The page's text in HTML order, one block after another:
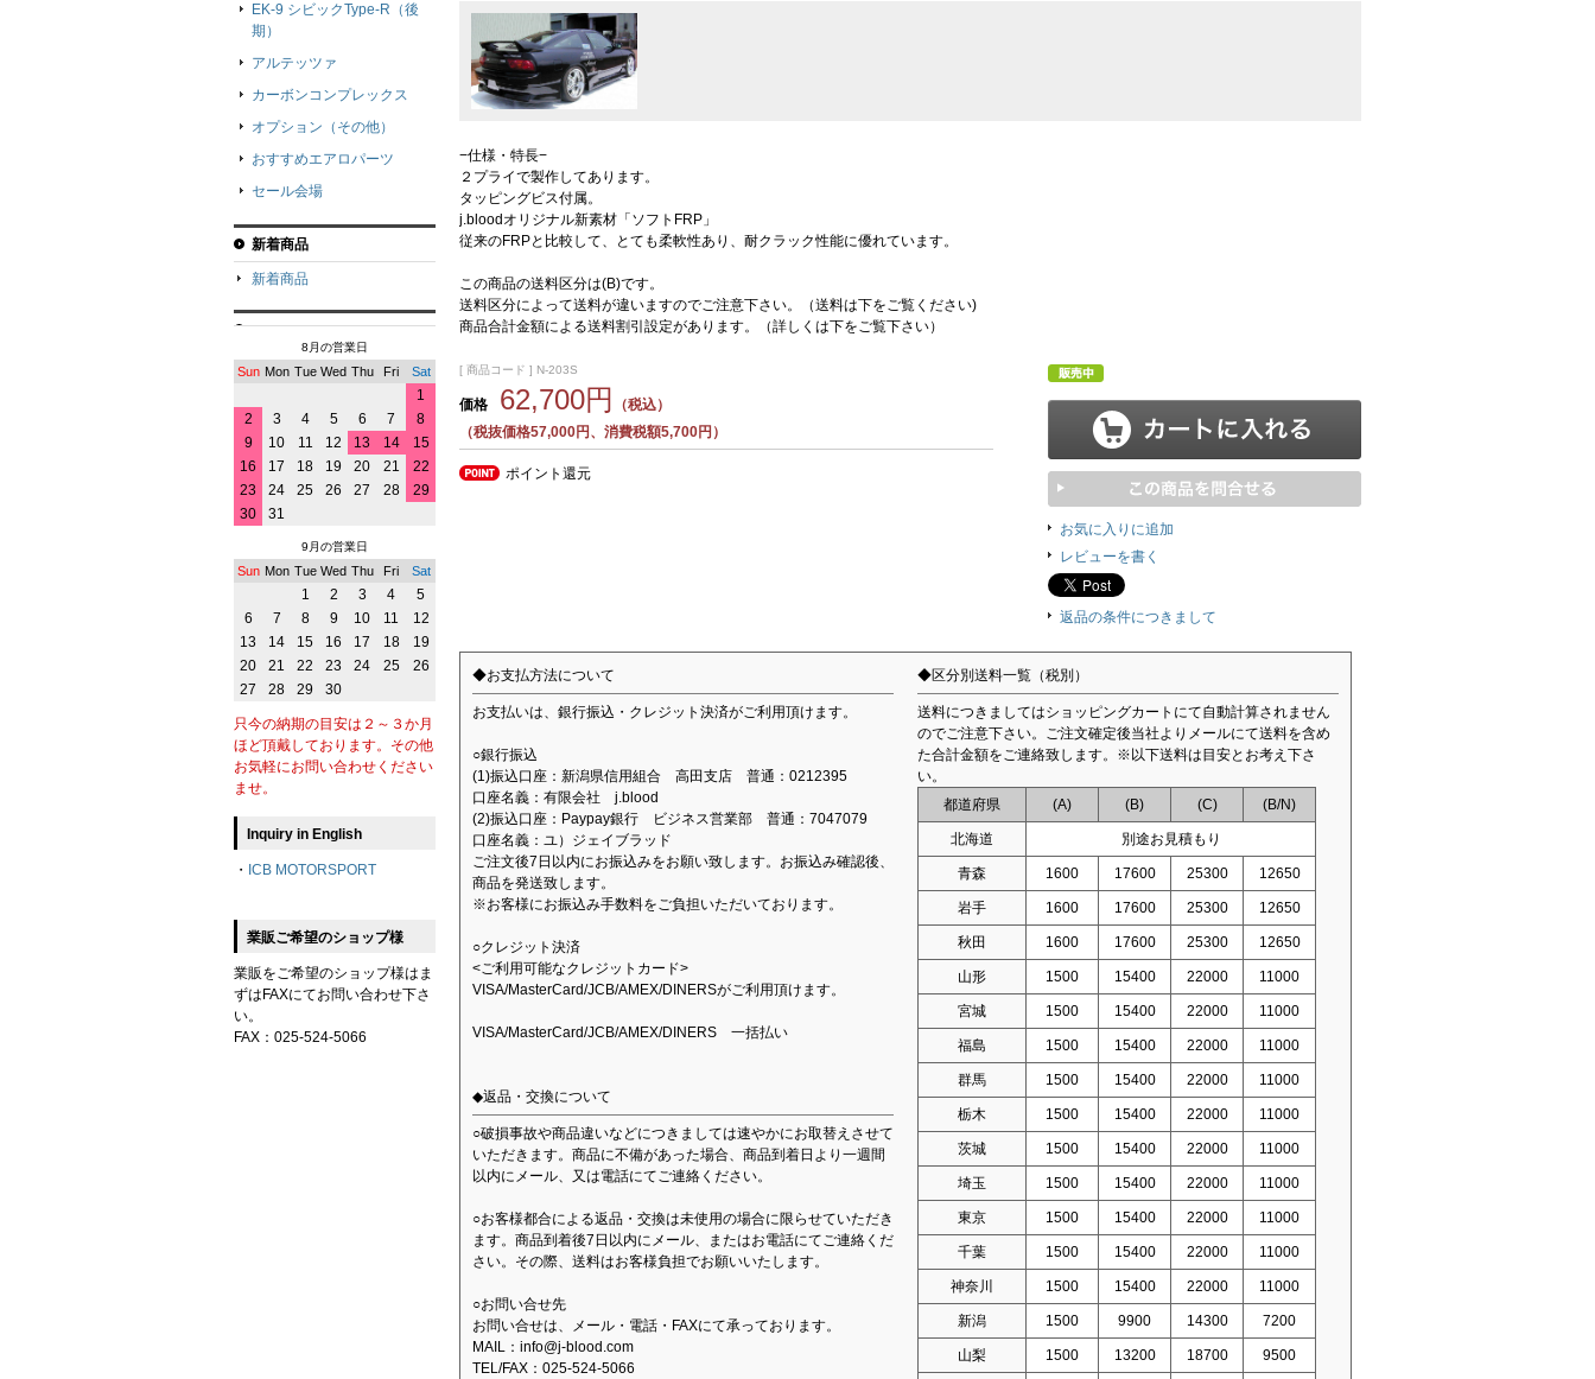
−仕様・特長−
２プライで製作してあります。
タッピングビス付属。
j.bloodオリジナル新素材「ソフトFRP」
従来のFRPと比較して、とても柔軟性あり、耐クラック性能に優れています。
この商品の送料区分は(B)です。
送料区分によって送料が違いますのでご注意下さい。（送料は下をご覧ください)
商品合計金額による送料割引設定があります。（詳しくは下をご覧下さい）
[ 商品コード ] N-203S
価格 62,700円
（税込）
（税抜価格57,000円、消費税額5,700円）
ポイント還元
お気に入りに追加
レビューを書く
返品の条件につきまして
◆お支払方法について
お支払いは、銀行振込・クレジット決済がご利用頂けます。
○銀行振込
(1)振込口座：新潟県信用組合 高田支店 普通：0212395
口座名義：有限会社 j.blood
(2)振込口座：Paypay銀行 ビジネス営業部 普通：7047079
口座名義：ユ）ジェイブラッド
ご注文後7日以内にお振込みをお願い致します。お振込み確認後、
商品を発送致します。
※お客様にお振込み手数料をご負担いただいております。
○クレジット決済
<ご利用可能なクレジットカード>
VISA/MasterCard/JCB/AMEX/DINERSがご利用頂けます。
VISA/MasterCard/JCB/AMEX/DINERS 一括払い
◆返品・交換について
○破損事故や商品違いなどにつきましては速やかにお取替えさせて
いただきます。商品に不備があった場合、商品到着日より一週間
以内にメール、又は電話にてご連絡ください。
○お客様都合による返品・交換は未使用の場合に限らせていただき
ます。商品到着後7日以内にメール、またはお電話にてご連絡くだ
さい。その際、送料はお客様負担でお願いいたします。
○お問い合せ先
お問い合せは、メール・電話・FAXにて承っております。
MAIL：info@j-blood.com
TEL/FAX：025-524-5066
◆区分別送料一覧（税別）
送料につきましてはショッピングカートにて自動計算されません
のでご注意下さい。ご注文確定後当社よりメールにて送料を含め
た合計金額をご連絡致します。※以下送料は目安とお考え下さ
い。
都道府県
(A) (B) (C) (B/N)
北海道 別途お見積もり
青森 1600 17600 25300 12650
岩手 1600 17600 25300 12650
秋田 1600 17600 25300 12650
山形 1500 15400 22000 11000
宮城 1500 15400 22000 11000
福島 1500 15400 22000 11000
群馬 1500 15400 22000 11000
栃木 1500 15400 22000 11000
茨城 1500 15400 22000 11000
埼玉 1500 15400 22000 11000
東京 1500 15400 22000 11000
千葉 1500 15400 22000 11000
神奈川 1500 15400 22000 11000
新潟 1500 9900 14300 7200
山梨 1500 13200 18700 9500
EK-9 シビックType-R（後
期）
アルテッツァ
カーボンコンプレックス
オプション（その他）
おすすめエアロパーツ
セール会場
新着商品
新着商品
8月の営業日
Sun Mon Tue Wed Thu Fri Sat
1
2
3 4 5 6 7
8
9
10 11 12 13 14
15
16
17 18 19 20 21
22
23
24 25 26 27 28
29
30
31
9月の営業日
Sun Mon Tue Wed Thu Fri Sat
1 2 3 4
5
6
7 8 9 10 11
12
13
14 15 16 17 18
19
20
21 22 23 24 25
26
27
28 29 30
只今の納期の目安は２～３か月
ほど頂戴しております。その他
お気軽にお問い合わせください
ませ。
Inquiry in English
・ ICB MOTORSPORT
業販ご希望のショップ様
業販をご希望のショップ様はま
ずはFAXにてお問い合わせ下さ
い。
FAX：025-524-5066